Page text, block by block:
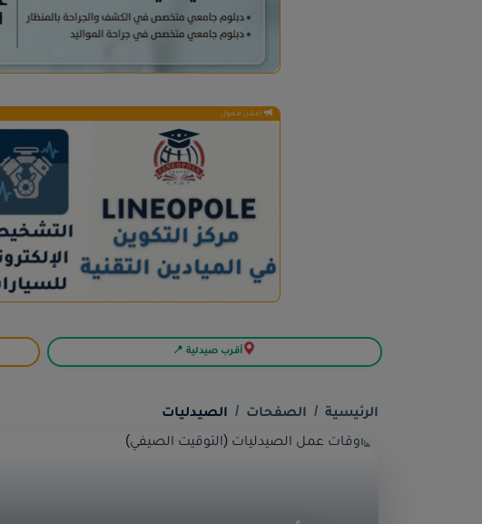
إعلان ممول
أقرب صيدلية 📍
الرئيسية الصفحات الصيدليات